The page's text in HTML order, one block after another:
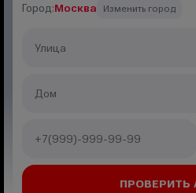
Город:Москва Изменить город